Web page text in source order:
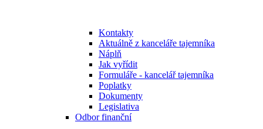
Kontakty
Aktuálně z kanceláře tajemníka
Náplň
Jak vyřídit
Formuláře - kancelář tajemníka
Poplatky
Dokumenty
Legislativa
Odbor finanční